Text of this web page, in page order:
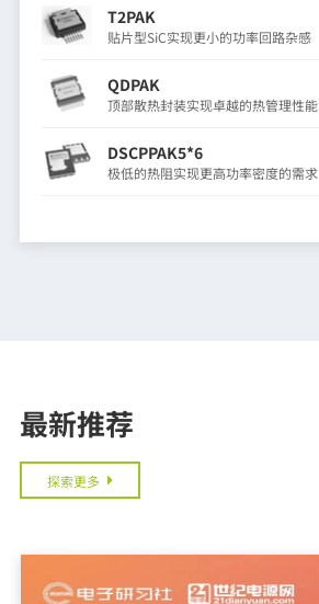
T2PAK
贴片型SiC实现更小的功率回路杂感
QDPAK
顶部散热封装实现卓越的热管理性能
DSCPPAK5*6
极低的热阻实现更高功率密度的需求
最新推荐
探索更多